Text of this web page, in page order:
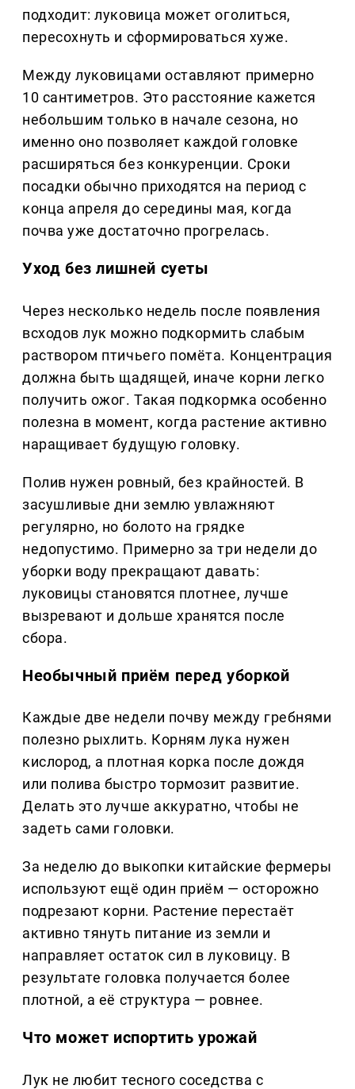
подходит: луковица может оголиться,
пересохнуть и сформироваться хуже.
Между луковицами оставляют примерно
10 сантиметров. Это расстояние кажется
небольшим только в начале сезона, но
именно оно позволяет каждой головке
расширяться без конкуренции. Сроки
посадки обычно приходятся на период с
конца апреля до середины мая, когда
почва уже достаточно прогрелась.
Уход без лишней суеты
Через несколько недель после появления
всходов лук можно подкормить слабым
раствором птичьего помёта. Концентрация
должна быть щадящей, иначе корни легко
получить ожог. Такая подкормка особенно
полезна в момент, когда растение активно
наращивает будущую головку.
Полив нужен ровный, без крайностей. В
засушливые дни землю увлажняют
регулярно, но болото на грядке
недопустимо. Примерно за три недели до
уборки воду прекращают давать:
луковицы становятся плотнее, лучше
вызревают и дольше хранятся после
сбора.
Необычный приём перед уборкой
Каждые две недели почву между гребнями
полезно рыхлить. Корням лука нужен
кислород, а плотная корка после дождя
или полива быстро тормозит развитие.
Делать это лучше аккуратно, чтобы не
задеть сами головки.
За неделю до выкопки китайские фермеры
используют ещё один приём — осторожно
подрезают корни. Растение перестаёт
активно тянуть питание из земли и
направляет остаток сил в луковицу. В
результате головка получается более
плотной, а её структура — ровнее.
Что может испортить урожай
Лук не любит тесного соседства с